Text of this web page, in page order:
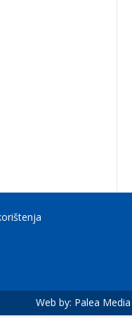
Web by: Palea Media